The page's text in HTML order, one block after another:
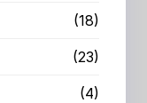
(18)
(23)
(4)